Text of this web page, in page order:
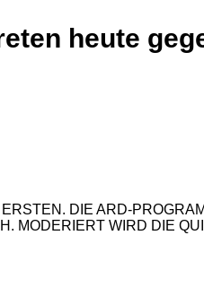
heute
DIE ARD-
MODERIERT WIRD DIE